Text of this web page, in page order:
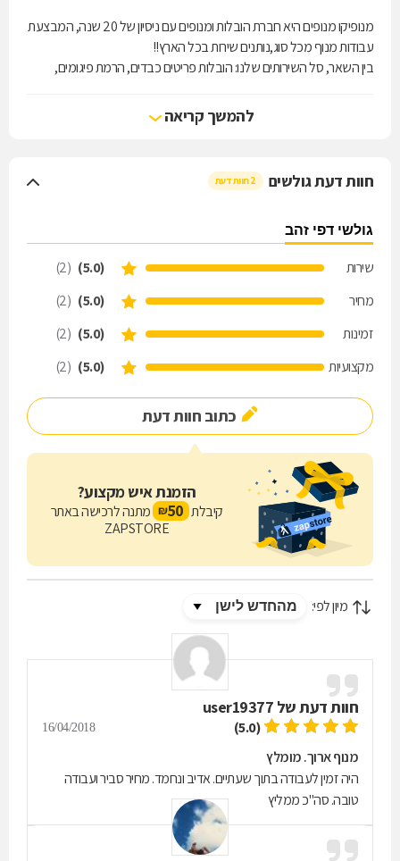
מנופיקו מנופים היא חברת הובלות ומנופים עם ניסיון של 20 שנה, המבצעת
עבודות מנוף מכל סוג,נותנים שירות בכל הארץ!!
בין השאר, סל השירותים שלנו: הובלות פריטים כבדים, הרמת פיגומים,
באמצעות מנוף המגיע לגובה של 30 מטר . על המנוף חולש כוח אדם
מקצועי, מיומן ומנוסה, המחזיק בכל ההכשרות הנדרשות בתחום. העבודות
לכם עבודות מנוף שמגיעות, פשוטו כמשמעו, לגבהים חדשים.
להמשך קריאה
חוות דעת גולשים 2 חוות דעת
גולשי דפי זהב
שירות (5.0)
(2)
מחיר
(5.0)
(2)
זמינות
(5.0)
(2)
מקצועיות
(5.0)
(2)
כתוב חוות דעת
הזמנת איש מקצוע?
קיבלת 50
₪ מתנה לרכישה באתר
ZAPSTORE
מיון לפי:
חוות דעת של user19377
(5.0)
16/04/2018
מנוף ארוך. מומלץ
היה זמין לעבודה בתוך שעתיים. אדיב ונחמד. מחיר סביר ועבודה
טובה. סה"כ ממליץ